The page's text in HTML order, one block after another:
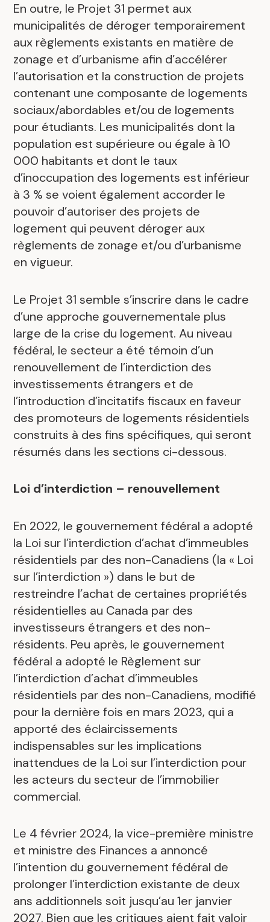
En outre, le Projet 31 permet aux
municipalités de déroger temporairement
aux règlements existants en matière de
zonage et d’urbanisme afin d’accélérer
l’autorisation et la construction de projets
contenant une composante de logements
sociaux/abordables et/ou de logements
pour étudiants. Les municipalités dont la
population est supérieure ou égale à 10
000 habitants et dont le taux
d’inoccupation des logements est inférieur
à 3 % se voient également accorder le
pouvoir d’autoriser des projets de
logement qui peuvent déroger aux
règlements de zonage et/ou d’urbanisme
en vigueur.
Le Projet 31 semble s’inscrire dans le cadre
d’une approche gouvernementale plus
large de la crise du logement. Au niveau
fédéral, le secteur a été témoin d’un
renouvellement de l’interdiction des
investissements étrangers et de
l’introduction d’incitatifs fiscaux en faveur
des promoteurs de logements résidentiels
construits à des fins spécifiques, qui seront
résumés dans les sections ci-dessous.
Loi d’interdiction – renouvellement
En 2022, le gouvernement fédéral a adopté
la Loi sur l’interdiction d’achat d’immeubles
résidentiels par des non-Canadiens (la « Loi
sur l’interdiction ») dans le but de
restreindre l’achat de certaines propriétés
résidentielles au Canada par des
investisseurs étrangers et des non-
résidents. Peu après, le gouvernement
fédéral a adopté le Règlement sur
l’interdiction d’achat d’immeubles
résidentiels par des non-Canadiens, modifié
pour la dernière fois en mars 2023, qui a
apporté des éclaircissements
indispensables sur les implications
inattendues de la Loi sur l’interdiction pour
les acteurs du secteur de l’immobilier
commercial.
Le 4 février 2024, la vice-première ministre
et ministre des Finances a annoncé
l’intention du gouvernement fédéral de
prolonger l’interdiction existante de deux
ans additionnels soit jusqu’au 1er janvier
2027. Bien que les critiques aient fait valoir
.